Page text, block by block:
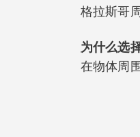
格拉斯哥
为什么选
在物体周